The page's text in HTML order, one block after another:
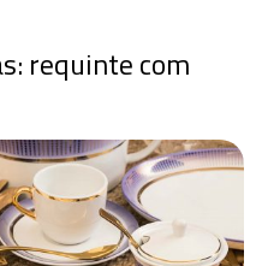
requinte com